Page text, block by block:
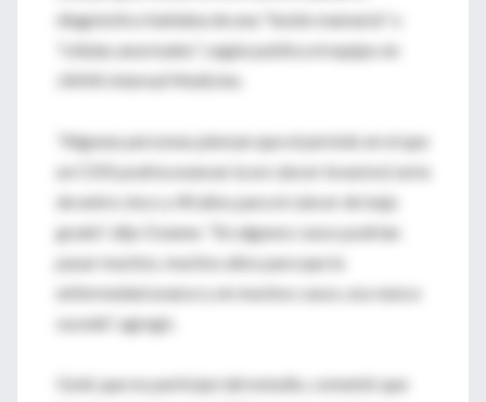
diagnóstico hablaba de una "lesión mamaria" o
"células anormales", según publica el equipo en
JAMA Internal Medicine.
"Algunas personas piensan que el período en el que
un CDIS podría avanzar (a un cáncer invasivo) sería
de entre cinco y 40 años para el cáncer de bajo
grado", dijo Ozanne. "En algunos casos podrían
pasar muchos, muchos años para que la
enfermedad avance y en muchos casos, eso nunca
sucede", agregó.
Gold, que no participó del estudio, comentó que